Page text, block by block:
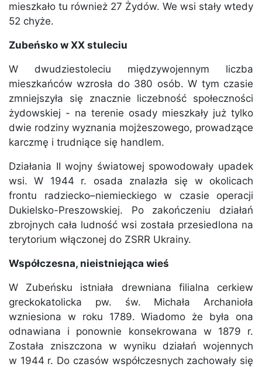
mieszkało tu również 27 Żydów. We wsi stały wtedy
52 chyże.
Zubeńsko w XX stuleciu
W dwudziestoleciu międzywojennym liczba
mieszkańców wzrosła do 380 osób. W tym czasie
zmniejszyła się znacznie liczebność społeczności
żydowskiej - na terenie osady mieszkały już tylko
dwie rodziny wyznania mojżeszowego, prowadzące
karczmę i trudniące się handlem.
Działania II wojny światowej spowodowały upadek
wsi. W 1944 r. osada znalazła się w okolicach
frontu radziecko–niemieckiego w czasie operacji
Dukielsko-Preszowskiej. Po zakończeniu działań
zbrojnych cała ludność wsi została przesiedlona na
terytorium włączonej do ZSRR Ukrainy.
Współczesna, nieistniejąca wieś
W Zubeńsku istniała drewniana filialna cerkiew
greckokatolicka pw. św. Michała Archanioła
wzniesiona w roku 1789. Wiadomo że była ona
odnawiana i ponownie konsekrowana w 1879 r.
Została zniszczona w wyniku działań wojennych
w 1944 r. Do czasów współczesnych zachowały się